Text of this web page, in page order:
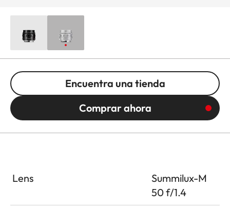
Encuentra una tienda
Comprar ahora
Lens
Summilux-M
50 f/1.4